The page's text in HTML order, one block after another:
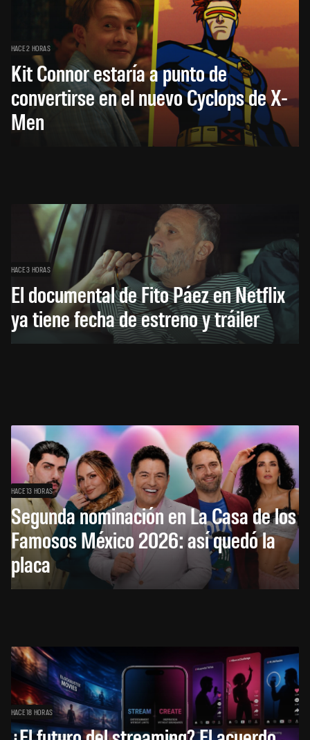
HACE 2 HORAS
Kit Connor estaría a punto de
convertirse en el nuevo Cyclops de X-
Men
HACE 3 HORAS
El documental de Fito Páez en Netflix
ya tiene fecha de estreno y tráiler
HACE 13 HORAS
Segunda nominación en La Casa de los
Famosos México 2026: así quedó la
placa
HACE 18 HORAS